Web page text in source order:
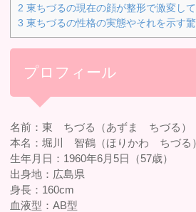
2 東ちづるの現在の顔が整形で激変し
3 東ちづるの性格の実態やそれを示す
プロフィール
名前：東 ちづる（あずま ちづる）
本名：堀川 智鶴（ほりかわ ちづる）
生年月日：1960年6月5日（57歳）
出身地：広島県
身長：160cm
血液型：AB型